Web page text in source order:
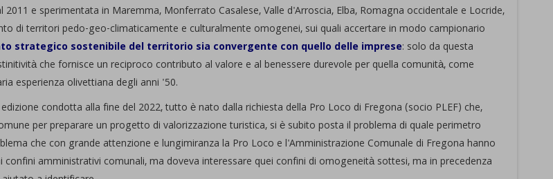
2011 e sperimentata in Maremma, Monferrato Casalese, Valle d'Arroscia, Elba, Romagna occidentale e Locride,
di territori pedo-geo-climaticamente e culturalmente omogenei, sui quali accertare in modo campionario
strategico sostenibile del territorio sia convergente con quello delle imprese: solo da questa
che fornisce un reciproco contributo al valore e al benessere durevole per quella comunità, come
esperienza olivettiana degli anni '50.
condotta alla fine del 2022, tutto è nato dalla richiesta della Pro Loco di Fregona (socio PLEF) che,
per preparare un progetto di valorizzazione turistica, si è subito posta il problema di quale perimetro
che con grande attenzione e lungimiranza la Pro Loco e l'Amministrazione Comunale di Fregona hanno
amministrativi comunali, ma doveva interessare quei confini di omogeneità sottesi, ma in precedenza